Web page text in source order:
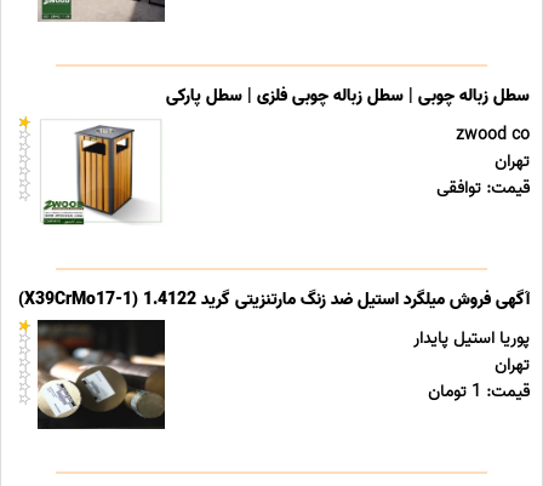
سطل زباله چوبی | سطل زباله چوبی فلزی | سطل پارکی
zwood co
تهران
قیمت: توافقی
آگهی فروش میلگرد استیل ضد زنگ مارتنزیتی گرید 1.4122 (X39CrMo17-1)
پوریا استیل پایدار
تهران
قیمت: 1 تومان